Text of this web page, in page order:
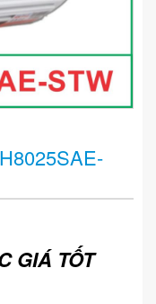
GIÁ TỐT